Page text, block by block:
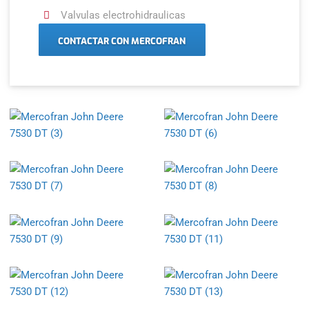
Valvulas electrohidraulicas
CONTACTAR CON MERCOFRAN